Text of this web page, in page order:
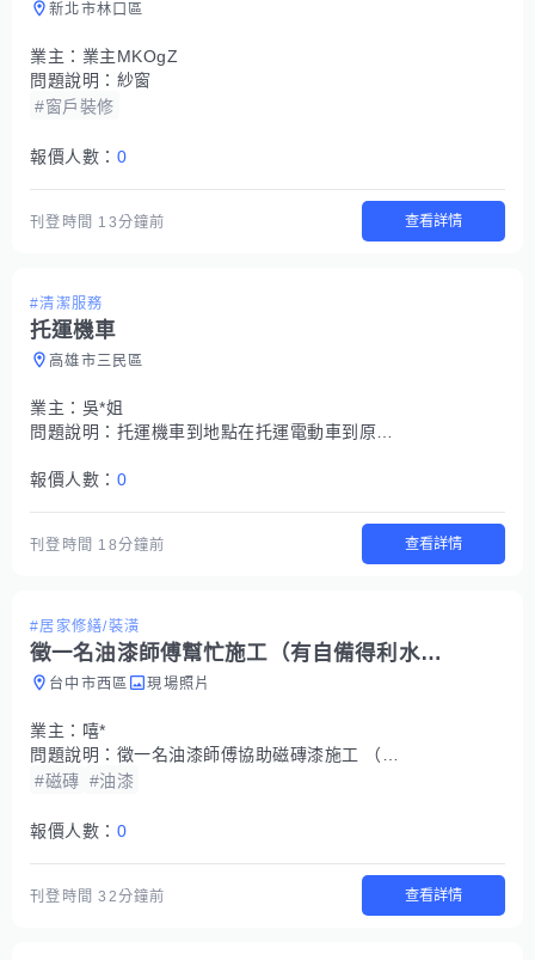
新北市林口區
業主： 業主MKOgZ
問題說明： 紗窗
#窗戶裝修
報價人數： 0
刊登時間 13分鐘前 查看詳情
#清潔服務
托運機車
高雄市三民區
業主： 吳*姐
問題說明： 托運機車到地點在托運電動車到原本的地方
報價人數： 0
刊登時間 18分鐘前 查看詳情
#居家修繕/裝潢
徵一名油漆師傅幫忙施工（有自備得利水性磁磚漆）
台中市西區 現場照片
業主： 嘻*
問題說明： 徵一名油漆師傅協助磁磚漆施工 （已自備得利水性磁磚漆）
#磁磚 #油漆
報價人數： 0
刊登時間32分鐘前 查看詳情